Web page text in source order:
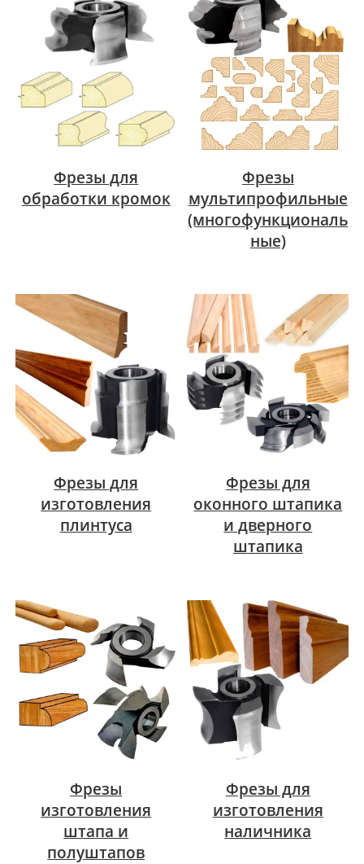
Фрезы для
обработки кромок
Фрезы
мультипрофильные
(многофункциональ
ные)
Фрезы для
изготовления
плинтуса
Фрезы для
оконного штапика
и дверного
штапика
Фрезы
изготовления
штапа и
полуштапов
Фрезы для
изготовления
наличника